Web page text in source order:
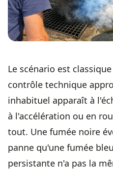
Le scénario est
contrôle technique
inhabituel apparaît à
à l'accélération ou en
tout. Une fumée noire
panne qu'une fumée
persistante n'a pas la